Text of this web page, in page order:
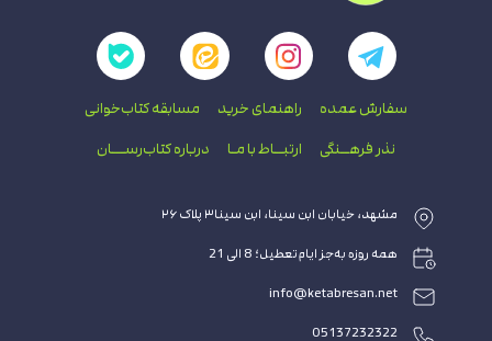
سفارش عمده راهنمای‌ خرید مسابقه کتاب‌خوانی
نذر فرهــنگی ارتبــاط با‌ مـا درباره کتاب‌رســـان
مشهد، خیابان ابن سینا، ابن سینا۳ پلاک ۲۶
همه روزه به‌جز ایام تعطیل؛ 8 الی 21
info@ketabresan.net
05137232322